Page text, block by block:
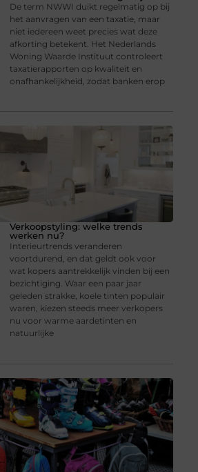
De term NWWI duikt regelmatig op bij
het aanvragen van een taxatie, maar
niet iedereen weet precies wat deze
afkorting betekent. Het Nederlands
Woning Waarde Instituut controleert
taxatierapporten op kwaliteit en
onafhankelijkheid, zodat banken erop
Verkoopstyling: welke trends
werken nu?
Interieurtrends veranderen
voortdurend, en dat geldt ook voor
wat kopers aantrekkelijk vinden bij een
bezichtiging. Waar een paar jaar
geleden strakke, koele tinten populair
waren, kiezen steeds meer verkopers
nu voor warme aardetinten en
natuurlijke